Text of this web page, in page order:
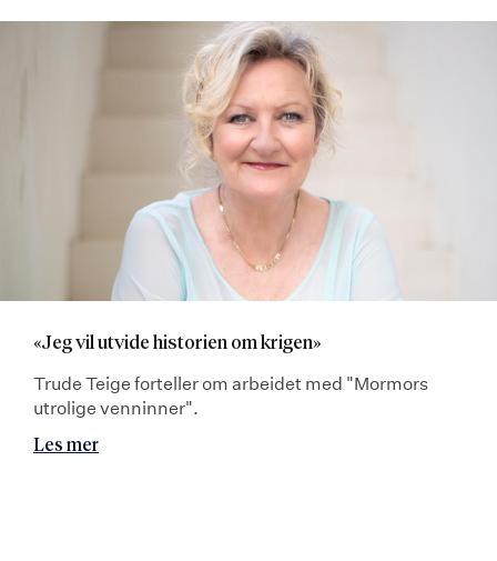
«Jeg vil utvide historien om krigen»
Trude Teige forteller om arbeidet med "Mormors
utrolige venninner".
Les mer